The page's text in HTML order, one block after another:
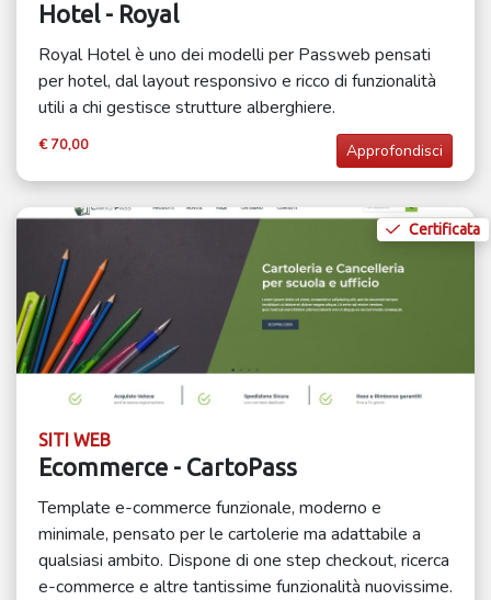
Hotel - Royal
Royal Hotel è uno dei modelli per Passweb pensati
per hotel, dal layout responsivo e ricco di funzionalità
utili a chi gestisce strutture alberghiere.
€ 70,00 Approfondisci
Certificata
SITI WEB
Ecommerce - CartoPass
Template e-commerce funzionale, moderno e
minimale, pensato per le cartolerie ma adattabile a
qualsiasi ambito. Dispone di one step checkout, ricerca
e-commerce e altre tantissime funzionalità nuovissime.